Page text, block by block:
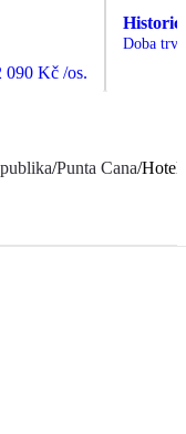
090 Kč /os.
Doba
/Punta Cana/Hotel